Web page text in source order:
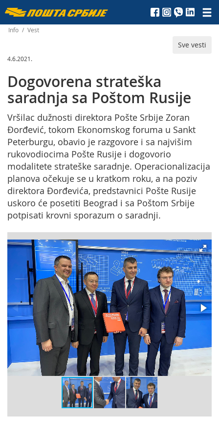
Пошта
Србије
д.о.о.
Info / Vest
Sve vesti
4.6.2021.
Dogovorena strateška
saradnja sa Poštom Rusije
Vršilac dužnosti direktora Pošte Srbije Zoran
Đorđević, tokom Ekonomskog foruma u Sankt
Peterburgu, obavio je razgovore i sa najvišim
rukovodiocima Pošte Rusije i dogovorio
modalitete strateške saradnje. Operacionalizacija
planova očekuje se u kratkom roku, a na poziv
direktora Đorđevića, predstavnici Pošte Rusije
uskoro će posetiti Beograd i sa Poštom Srbije
potpisati krovni sporazum o saradnji.